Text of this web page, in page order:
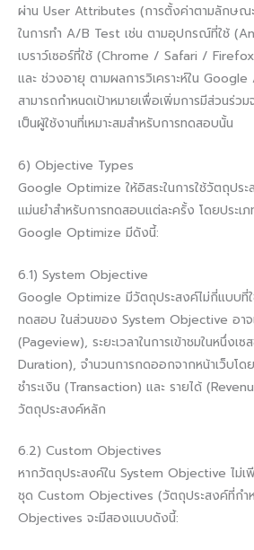
ผ่าน User Attributes (การตั้งค่าตามลักษณ
ในการทำ A/B Test เช่น ตามอุปกรณ์ที่ใช้
เบราว์เซอร์ที่ใช้ (Chrome / Safari /
และ ช่วงอายุ ตามผลการวิเคราะห์ใน
สามารถกำหนดเป้าหมายเพื่อเพิ่มการมีส่วนร่ว
เป็นผู้ใช้งานที่เหมาะสมสำหรับการทดสอบนั้น
6) Objective Types
Google Optimize ให้อิสระในการใช้วัตถุปร
แม่นยำสำหรับการทดสอบแต่ละครั้ง โดยประเ
Google Optimize มีดังนี้:
6.1) System Objective
Google Optimize มีวัตถุประสงค์ไม่กี่แบบที่ใ
ทดสอบ ในส่วนของ System Objective อาจ
(Pageview), ระยะเวลาในการเข้าชมในหนึ่งเ
Duration), จำนวนการกดออกจากหน้าเว็บโ
ชำระเงิน (Transaction) และ รายได้
วัตถุประสงค์หลัก
6.2) Custom Objectives
หากวัตถุประสงค์ใน System Objective ไม่
ชุด Custom Objectives (วัตถุประสงค์ที่กำ
Objectives จะมีสองแบบดังนี้: